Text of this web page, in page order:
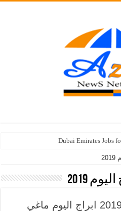
Dubai Emirates Jobs
2019
أبراج اليوم 25 مارس 2019 ابراج اليوم ماغي